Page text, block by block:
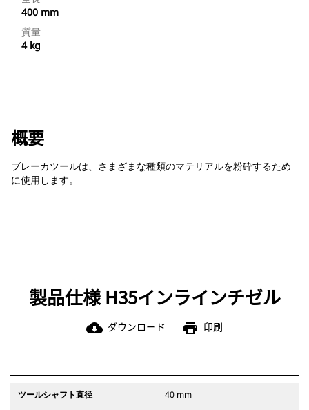
400 mm
質量
4 kg
概要
ブレーカツールは、さまざまな種類のマテリアルを粉砕するため
に使用します。
製品仕様 H35インラインチゼル
cloud_download ダウンロード print 印刷
ツールシャフト直径 40 mm